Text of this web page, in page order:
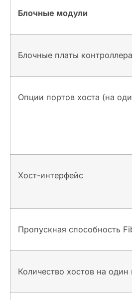
Блочные модули
Блочные платы контроллера
Опции портов хоста (на
Хост-интерфейс
Пропускная способность
Количество хостов на один